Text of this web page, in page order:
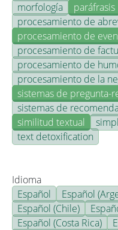
morfología
paráfrasis
procesamiento de
procesamiento de
procesamiento de
procesamiento de
procesamiento de la
sistemas de pregunta-
sistemas de
similitud textual
text detoxification
Idioma
Español
Español
Español (Chile)
Español (Costa Rica)